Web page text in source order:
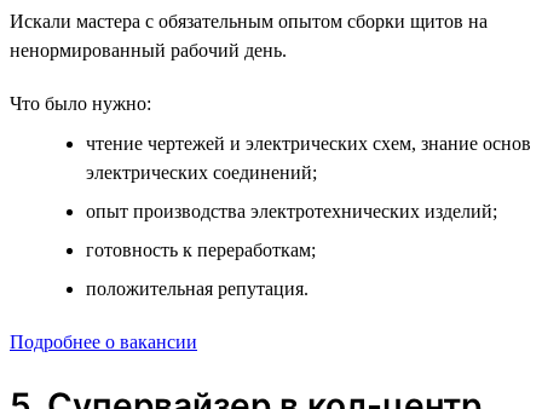
Искали мастера с обязательным опытом сборки щитов на
ненормированный рабочий день.
Что было нужно:
чтение чертежей и электрических схем, знание основ
электрических соединений;
опыт производства электротехнических изделий;
готовность к переработкам;
положительная репутация.
Подробнее о вакансии